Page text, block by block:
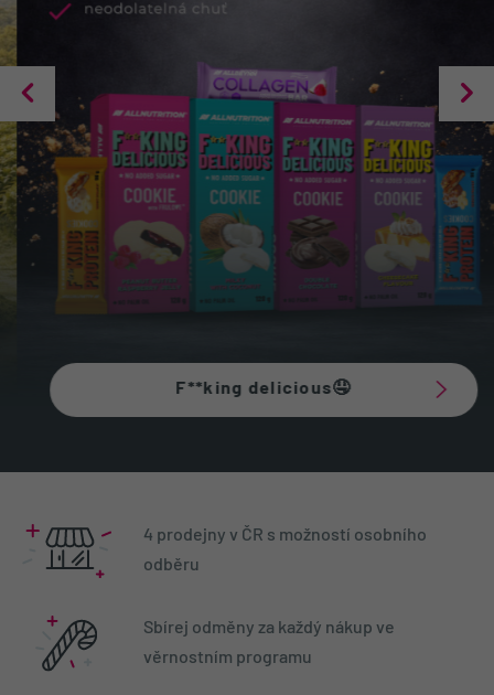
F**king delicious🤤
4 prodejny v ČR s možností osobního
odběru
Sbírej odměny za každý nákup ve
věrnostním programu